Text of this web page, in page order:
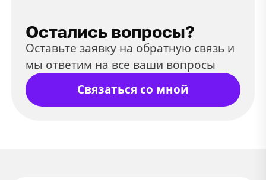
Остались вопросы?
Оставьте заявку на обратную связь и
мы ответим на все ваши вопросы
Связаться со мной